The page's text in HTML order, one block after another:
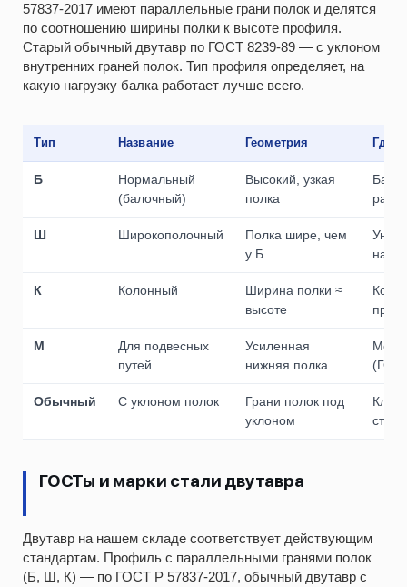
57837-2017 имеют параллельные грани полок и делятся
по соотношению ширины полки к высоте профиля.
Старый обычный двутавр по ГОСТ 8239-89 — с уклоном
внутренних граней полок. Тип профиля определяет, на
какую нагрузку балка работает лучше всего.
Тип Название Геометрия Где
Б
Нормальный
(балочный)
Высокий, узкая
полка
Ш Широкополочный
Полка шире, чем
у Б
К Колонный
Ширина полки ≈
высоте
М
Для подвесных
путей
Усиленная
нижняя полка
Обычный С уклоном полок
Грани полок под
уклоном
ГОСТы и марки стали двутавра
Двутавр на нашем складе соответствует действующим
стандартам. Профиль с параллельными гранями полок
(Б, Ш, К) — по ГОСТ Р 57837-2017, обычный двутавр с